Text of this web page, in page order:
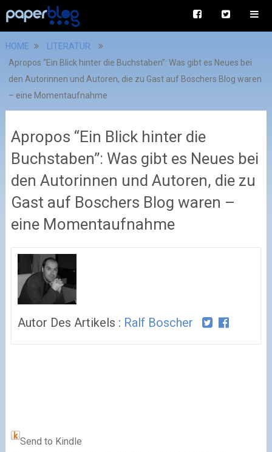
HOME
LITERATUR
Apropos “Ein Blick hinter die Buchstaben”: Was gibt es Neues bei
den Autorinnen und Autoren, die zu Gast auf Boschers Blog waren
– eine Momentaufnahme
Apropos “Ein Blick hinter die
Buchstaben”: Was gibt es Neues bei
den Autorinnen und Autoren, die zu
Gast auf Boschers Blog waren –
eine Momentaufnahme
Autor Des Artikels : Ralf Boscher
Send to Kindle